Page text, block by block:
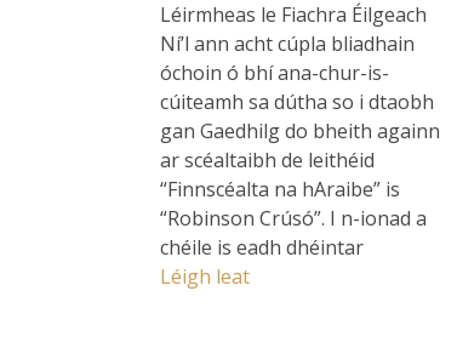
Léirmheas le Fiachra Éilgeach
Ní’l ann acht cúpla bliadhain
óchoin ó bhí ana-chur-is-
cúiteamh sa dútha so i dtaobh
gan Gaedhilg do bheith againn
ar scéaltaibh de leithéid
“Finnscéalta na hAraibe” is
“Robinson Crúsó”. I n-ionad a
chéile is eadh dhéintar
Léigh leatEachtra Robinson Crúsó